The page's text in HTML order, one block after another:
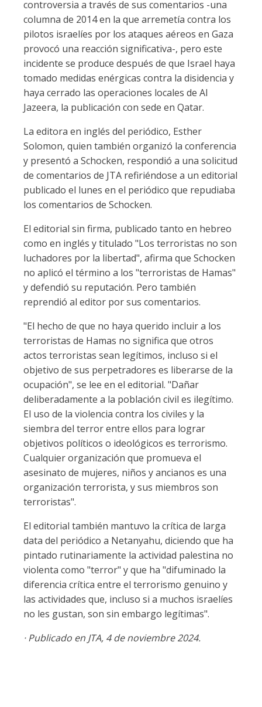
controversia a través de sus comentarios -una
columna de 2014 en la que arremetía contra los
pilotos israelíes por los ataques aéreos en Gaza
provocó una reacción significativa-, pero este
incidente se produce después de que Israel haya
tomado medidas enérgicas contra la disidencia y
haya cerrado las operaciones locales de Al
Jazeera, la publicación con sede en Qatar.
La editora en inglés del periódico, Esther
Solomon, quien también organizó la conferencia
y presentó a Schocken, respondió a una solicitud
de comentarios de JTA refiriéndose a un editorial
publicado el lunes en el periódico que repudiaba
los comentarios de Schocken.
El editorial sin firma, publicado tanto en hebreo
como en inglés y titulado "Los terroristas no son
luchadores por la libertad", afirma que Schocken
no aplicó el término a los "terroristas de Hamas"
y defendió su reputación. Pero también
reprendió al editor por sus comentarios.
"El hecho de que no haya querido incluir a los
terroristas de Hamas no significa que otros
actos terroristas sean legítimos, incluso si el
objetivo de sus perpetradores es liberarse de la
ocupación", se lee en el editorial. "Dañar
deliberadamente a la población civil es ilegítimo.
El uso de la violencia contra los civiles y la
siembra del terror entre ellos para lograr
objetivos políticos o ideológicos es terrorismo.
Cualquier organización que promueva el
asesinato de mujeres, niños y ancianos es una
organización terrorista, y sus miembros son
terroristas".
El editorial también mantuvo la crítica de larga
data del periódico a Netanyahu, diciendo que ha
pintado rutinariamente la actividad palestina no
violenta como "terror" y que ha "difuminado la
diferencia crítica entre el terrorismo genuino y
las actividades que, incluso si a muchos israelíes
no les gustan, son sin embargo legítimas".
· Publicado en JTA, 4 de noviembre 2024.